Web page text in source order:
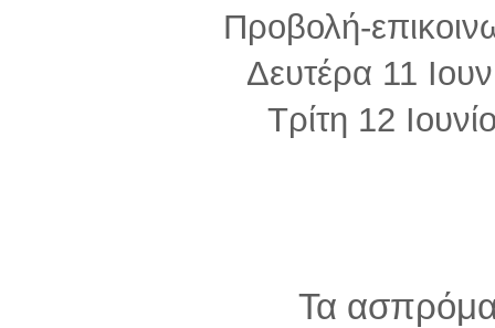
Προβολή-
Δευτέρα 11
Τρίτη 12
Τα